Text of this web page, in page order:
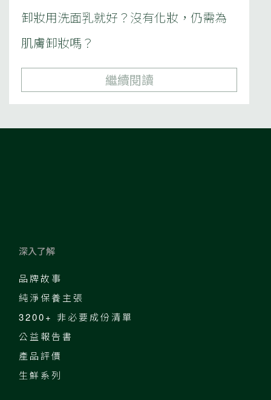
卸妝用洗面乳就好？沒有化妝，仍需為
肌膚卸妝嗎？
繼續閱讀
深入了解
品牌故事
純淨保養主張
3200+ 非必要成份清單
公益報告書
產品評價
生鮮系列